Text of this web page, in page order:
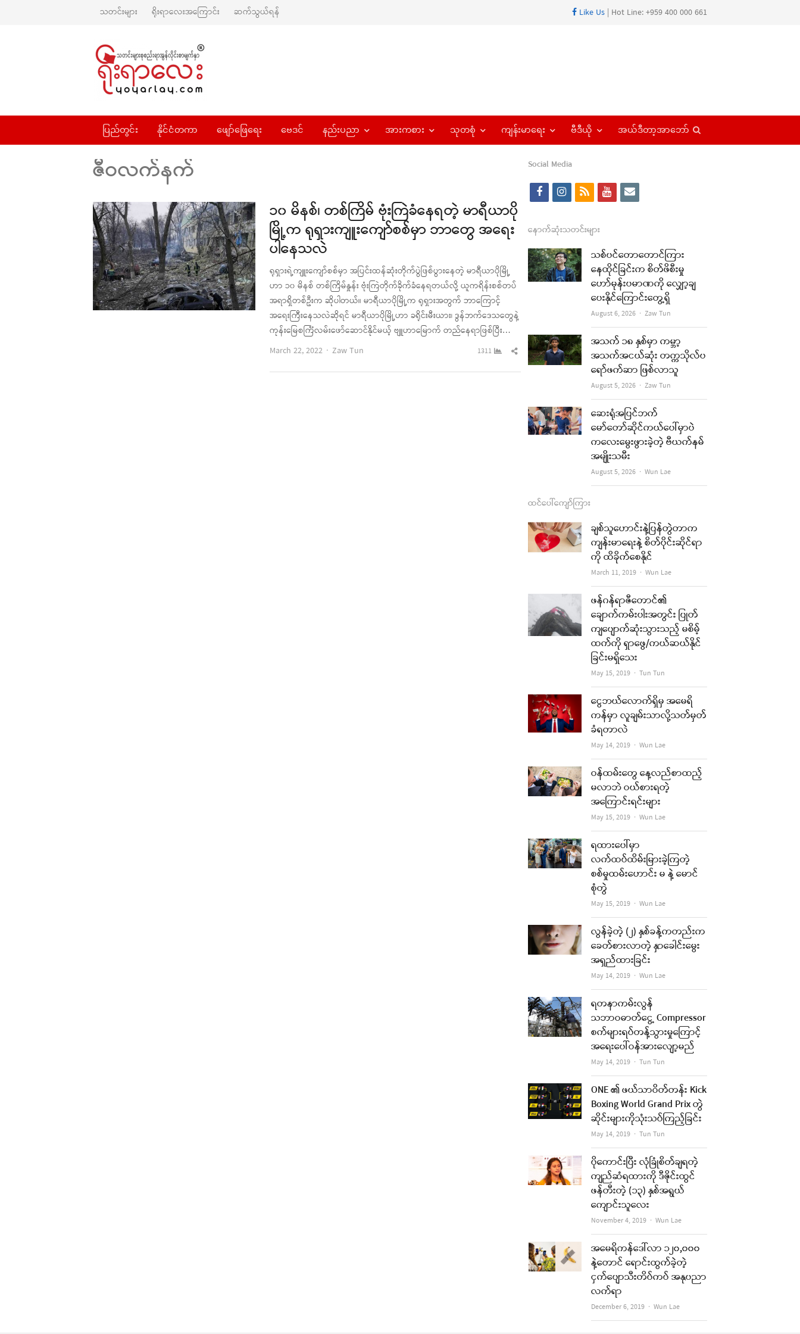
သတင်းများ ရိုးရာလေးအကြောင်း ဆက်သွယ်ရန် Like Us | Hot Line: +959 400 000 661
ပြည်တွင်း နိုင်ငံတကာ ဖျော်ဖြေရေး ဗေဒင် နည်းပညာ အားကစား သုတစုံ ကျန်းမာရေး ဗီဒီယို အယ်ဒီတာ့အာဘော်
ဇီဝလက်နက်
၁၀ မိနစ်၊ တစ်ကြိမ် ဗုံးကြဲခံနေရတဲ့ မာရီယာပို
မြို့က ရုရှားကျူးကျော်စစ်မှာ ဘာတွေ အရေး
ပါနေသလဲ
ရုရှားရဲ့ကျူးကျော်စစ်မှာ အပြင်းထန်ဆုံးတိုက်ပွဲဖြစ်ပွားနေတဲ့ မာရီယာပိုမြို့
ဟာ ၁၀ မိနစ် တစ်ကြိမ်နှုန်း ဗုံးကြဲတိုက်ခိုက်ခံနေရတယ်လို့ ယူကရိန်းစစ်တပ်
အရာရှိတစ်ဦးက ဆိုပါတယ်။ မာရီယာပိုမြို့က ရုရှားအတွက် ဘာကြောင့်
အရေးကြီးနေသလဲဆိုရင် မာရီယာပိုမြို့ဟာ ခရိုင်းမီးယား၊ ဒွန်ဘက်ဒေသတွေနဲ့
ကုန်းမြေစင်္ကြံလမ်းဖော်ဆောင်နိုင်မယ့် ဗျူဟာမြောက် တည်နေရာဖြစ်ပြီး…
March 22, 2022
Author
Zaw Tun 1311
Share
this
post
Social Media
f
c
e
b
o
i
s
t
a
g
m
r
s
y
t
u
b
e
e
i
l
နောက်ဆုံးသတင်းများ
သစ်ပင်တောတောင်ကြား
နေထိုင်ခြင်းက စိတ်ဖိစီးမှု
ဟော်မုန်းပမာဏကို လျှော့ချ
ပေးနိုင်ကြောင်းတွေ့ရှိ
August 6, 2026 Author
Zaw Tun
အသက် ၁၈ နှစ်မှာ ကမ္ဘာ့
အသက်အငယ်ဆုံး တက္ကသိုလ်ပ
ရော်ဖက်ဆာ ဖြစ်လာသူ
August 5, 2026 Author
Zaw Tun
ဆေးရုံအပြင်ဘက်
မော်တော်ဆိုင်ကယ်ပေါ်မှာပဲ
ကလေးမွေးဖွားခဲ့တဲ့ ဗီယက်နမ်
အမျိုးသမီး
August 5, 2026 Author
Wun Lae
ထင်ပေါ်ကျော်ကြား
ချစ်သူဟောင်းနဲ့ပြန်တွဲတာက
ကျန်းမာရေးနဲ့ စိတ်ပိုင်းဆိုင်ရာ
ကို ထိခိုက်စေနိုင်
March 11, 2019 Author
Wun Lae
ဖန်ဂန်ရာဇီတောင်၏
ချောက်ကမ်းပါးအတွင်း ပြုတ်
ကျပျောက်ဆုံးသွားသည့် မစိမ့်
ထက်ကို ရှာဖွေ/ကယ်ဆယ်နိုင်
ခြင်းမရှိသေး
May 15, 2019 Author
Tun Tun
ငွေဘယ်လောက်ရှိမှ အမေရိ
ကန်မှာ လူချမ်းသာလို့သတ်မှတ်
ခံရတာလဲ
May 14, 2019 Author
Wun Lae
ဝန်ထမ်းတွေ နေ့လည်စာထည့်
မလာဘဲ ဝယ်စားရတဲ့
အကြောင်းရင်းများ
May 15, 2019 Author
Wun Lae
ရထားပေါ်မှာ
လက်ထပ်ထိမ်းမြားခဲ့ကြတဲ့
စစ်မှုထမ်းဟောင်း မ နဲ့ မောင်
စုံတွဲ
May 15, 2019 Author
Wun Lae
လွန်ခဲ့တဲ့ (၂) နှစ်ခန့်ကတည်းက
ခေတ်စားလာတဲ့ နှာခေါင်းမွေး
အရှည်ထားခြင်း
May 14, 2019 Author
Wun Lae
ရတနာကမ်းလွန်
သဘာဝဓာတ်ငွေ့ Compressor
စက်များရပ်တန့်သွားမှုကြောင့်
အရေးပေါ်ဝန်အားလျော့မည်
May 14, 2019 Author
Tun Tun
ONE ၏ ဖယ်သာဝိတ်တန်း Kick
Boxing World Grand Prix တွဲ
ဆိုင်းများကိုသုံးသပ်ကြည့်ခြင်း
May 14, 2019 Author
Tun Tun
ပိုကောင်းပြီး လုံခြုံစိတ်ချရတဲ့
ကျည်ဆံရထားကို ဒီဇိုင်းထွင်
ဖန်တီးတဲ့ (၁၃) နှစ်အရွယ်
ကျောင်းသူလေး
November 4, 2019 Author
Wun Lae
အမေရိကန်ဒေါ်လာ ၁၂၀,၀၀၀
နဲ့တောင် ရောင်းထွက်ခဲ့တဲ့
ငှက်ပျောသီးတိပ်ကပ် အနုပညာ
လက်ရာ
December 6, 2019 Author
Wun Lae